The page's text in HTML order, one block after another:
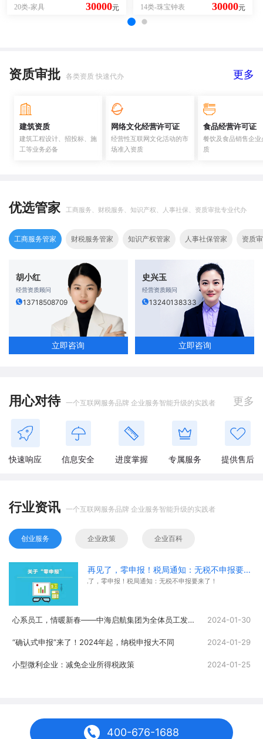
20类-家具 30000元 14类-珠宝钟表 30000元
资质审批 各类资质 快速代办 更多
建筑资质
建筑工程设计、招投标、施
工等业务必备
网络文化经营许可证
经营性互联网文化活动的市
场准入资质
食品经营许可证
餐饮及食品销售企业
质
优选管家 工商服务、财税服务、知识产权、人事社保、资质审批专业代办
工商服务管家 财税服务管家 知识产权管家 人事社保管家 资质
胡小红
经营资质顾问
13718508709
立即咨询
史兴玉
经营资质顾问
13240138333
立即咨询
用心对待 一个互联网服务品牌 企业服务智能升级的实践者 更多
快速响应 信息安全 进度掌握 专属服务 提供售后
行业资讯 一个互联网服务品牌 企业服务智能升级的实践者
创业服务 企业政策 企业百科
再见了，零申报！税局通知：无税不申报要来了！
再见了，零申报！税局通知：无税不申报要来了！
心系员工，情暖新春——中海启航集团为全体员工发放春节福利 2024-01-30
“确认式申报”来了！2024年起，纳税申报大不同 2024-01-29
小型微利企业：减免企业所得税政策 2024-01-25
400-676-1688